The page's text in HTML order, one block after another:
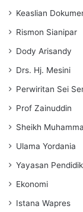
Keaslian
Rismon Sianipar
Dody Arisandy
Drs. Hj. Mesini
Perwiritan Sei
Prof Zainuddin
Sheikh
Ulama Yordania
Yayasan
Ekonomi
Istana Wapres